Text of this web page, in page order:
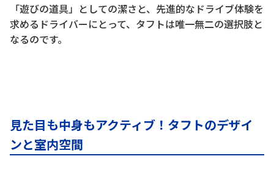
「遊びの道具」としての潔さと、先進的なドライブ体験を
求めるドライバーにとって、タフトは唯一無二の選択肢と
なるのです。
見た目も中身もアクティブ！タフトのデザイ
ンと室内空間